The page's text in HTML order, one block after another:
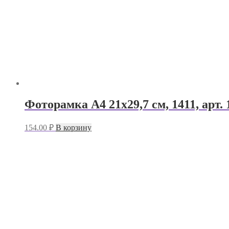
Фоторамка А4 21х29,7 см, 1411, арт.
154.00 ₽ В корзину